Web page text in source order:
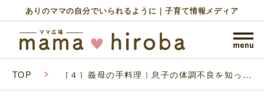
ありのママの自分でいられるように｜子育て情報メディア
TOP ［４］義母の手料理｜息子の体調不良を知って
の義母が憂鬱